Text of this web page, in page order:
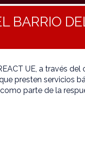
BARRIO
UE, a través del
presten servicios
parte de la